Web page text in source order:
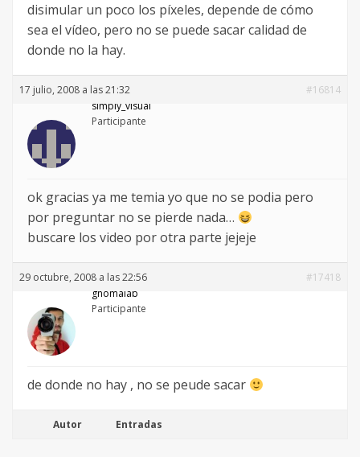
disimular un poco los píxeles, depende de cómo
sea el vídeo, pero no se puede sacar calidad de
donde no la hay.
17 julio, 2008 a las 21:32
#16814
simply_visual
Participante
ok gracias ya me temia yo que no se podia pero
por preguntar no se pierde nada…
buscare los video por otra parte jejeje
29 octubre, 2008 a las 22:56
#17418
gnomalab
Participante
de donde no hay , no se peude sacar
Autor Entradas